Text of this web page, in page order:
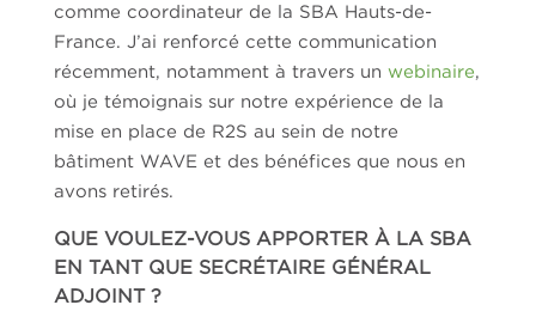
comme coordinateur de la SBA Hauts-de-
France. J’ai renforcé cette communication
récemment, notamment à travers un webinaire
où je témoignais sur notre expérience de la
mise en place de R2S au sein de notre
bâtiment WAVE et des bénéfices que nous en
avons retirés.
QUE VOULEZ-VOUS APPORTER À LA SBA
EN TANT QUE SECRÉTAIRE GÉNÉRAL
ADJOINT ?